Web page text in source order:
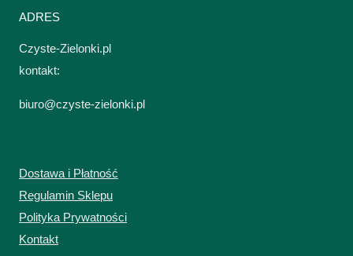
ADRES
Czyste-Zielonki.pl
kontakt:
biuro@czyste-zielonki.pl
Dostawa i Płatność
Regulamin Sklepu
Polityka Prywatności
Kontakt